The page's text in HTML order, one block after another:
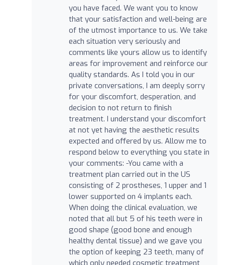
you have faced. We want you to know
that your satisfaction and well-being are
of the utmost importance to us. We take
each situation very seriously and
comments like yours allow us to identify
areas for improvement and reinforce our
quality standards. As I told you in our
private conversations, I am deeply sorry
for your discomfort, desperation, and
decision to not return to finish
treatment. I understand your discomfort
at not yet having the aesthetic results
expected and offered by us. Allow me to
respond below to everything you state in
your comments: -You came with a
treatment plan carried out in the US
consisting of 2 prostheses, 1 upper and 1
lower supported on 4 implants each.
When doing the clinical evaluation, we
noted that all but 5 of his teeth were in
good shape (good bone and enough
healthy dental tissue) and we gave you
the option of keeping 23 teeth, many of
which only needed cosmetic treatment